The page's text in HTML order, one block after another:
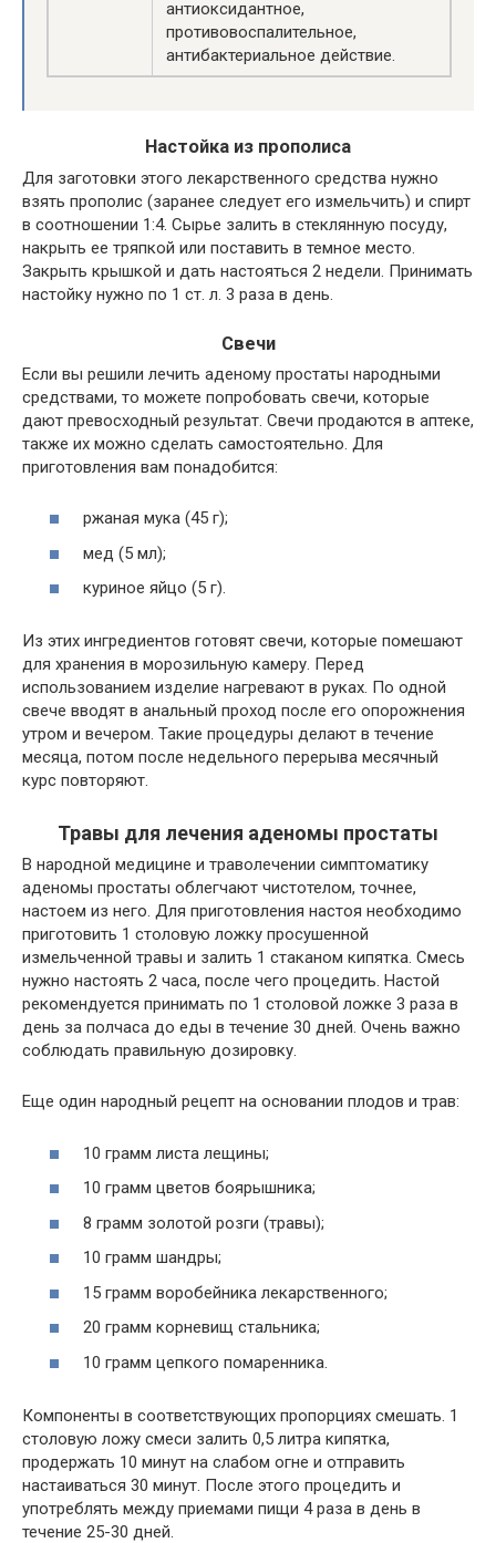
антиоксидантное,
противовоспалительное,
антибактериальное действие.
Настойка из прополиса
Для заготовки этого лекарственного средства нужно
взять прополис (заранее следует его измельчить) и спирт
в соотношении 1:4. Сырье залить в стеклянную посуду,
накрыть ее тряпкой или поставить в темное место.
Закрыть крышкой и дать настояться 2 недели. Принимать
настойку нужно по 1 ст. л. 3 раза в день.
Свечи
Если вы решили лечить аденому простаты народными
средствами, то можете попробовать свечи, которые
дают превосходный результат. Свечи продаются в аптеке,
также их можно сделать самостоятельно. Для
приготовления вам понадобится:
ржаная мука (45 г);
мед (5 мл);
куриное яйцо (5 г).
Из этих ингредиентов готовят свечи, которые помешают
для хранения в морозильную камеру. Перед
использованием изделие нагревают в руках. По одной
свече вводят в анальный проход после его опорожнения
утром и вечером. Такие процедуры делают в течение
месяца, потом после недельного перерыва месячный
курс повторяют.
Травы для лечения аденомы простаты
В народной медицине и траволечении симптоматику
аденомы простаты облегчают чистотелом, точнее,
настоем из него. Для приготовления настоя необходимо
приготовить 1 столовую ложку просушенной
измельченной травы и залить 1 стаканом кипятка. Смесь
нужно настоять 2 часа, после чего процедить. Настой
рекомендуется принимать по 1 столовой ложке 3 раза в
день за полчаса до еды в течение 30 дней. Очень важно
соблюдать правильную дозировку.
Еще один народный рецепт на основании плодов и трав:
10 грамм листа лещины;
10 грамм цветов боярышника;
8 грамм золотой розги (травы);
10 грамм шандры;
15 грамм воробейника лекарственного;
20 грамм корневищ стальника;
10 грамм цепкого помаренника.
Компоненты в соответствующих пропорциях смешать. 1
столовую ложу смеси залить 0,5 литра кипятка,
продержать 10 минут на слабом огне и отправить
настаиваться 30 минут. После этого процедить и
употреблять между приемами пищи 4 раза в день в
течение 25-30 дней.